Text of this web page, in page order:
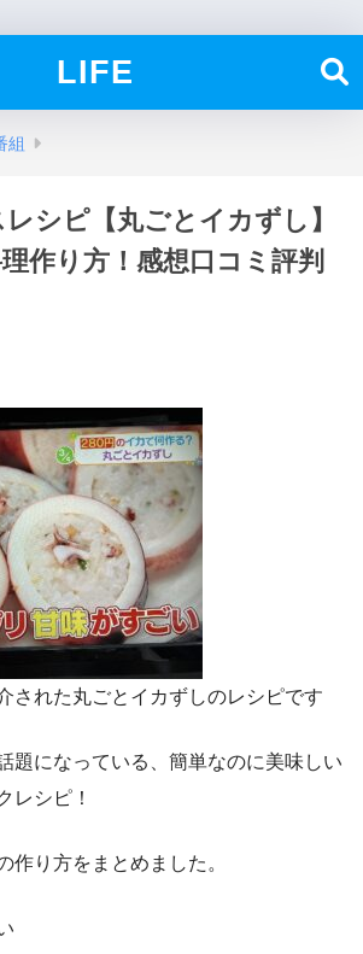
LIFE
組
シピ【丸ごとイカずし】
作り方！感想口コミ評判
された丸ごとイカずしのレシピです
題になっている、簡単なのに美味しい
レシピ！
作り方をまとめました。